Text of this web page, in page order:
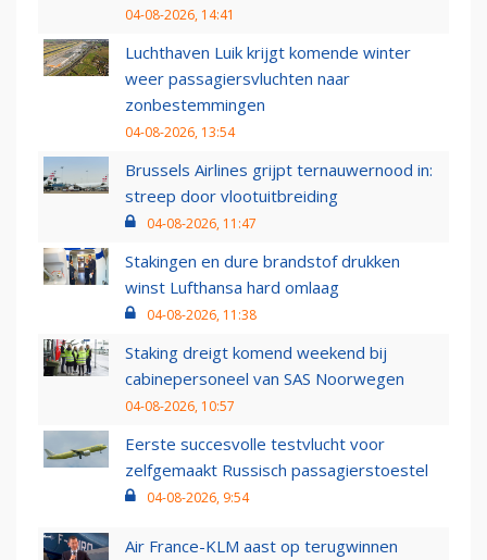
04-08-2026, 14:41
Luchthaven Luik krijgt komende winter
weer passagiersvluchten naar
zonbestemmingen
04-08-2026, 13:54
Brussels Airlines grijpt ternauwernood in:
streep door vlootuitbreiding
04-08-2026, 11:47
Stakingen en dure brandstof drukken
winst Lufthansa hard omlaag
04-08-2026, 11:38
Staking dreigt komend weekend bij
cabinepersoneel van SAS Noorwegen
04-08-2026, 10:57
Eerste succesvolle testvlucht voor
zelfgemaakt Russisch passagierstoestel
04-08-2026, 9:54
Air France-KLM aast op terugwinnen